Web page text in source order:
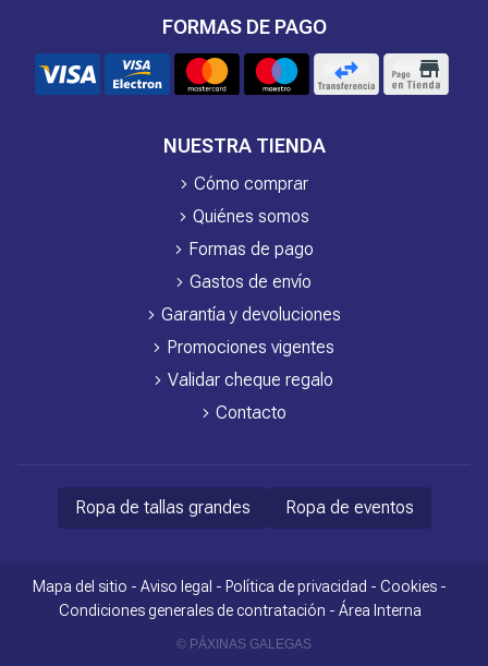
FORMAS DE PAGO
NUESTRA TIENDA
Cómo comprar
Quiénes somos
Formas de pago
Gastos de envío
Garantía y devoluciones
Promociones vigentes
Validar cheque regalo
Contacto
Ropa de tallas grandes Ropa de eventos
Mapa del sitio - Aviso legal - Política de privacidad - Cookies -
Condiciones generales de contratación - Área Interna
© PÁXINAS GALEGAS